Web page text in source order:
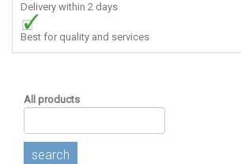
Delivery within 2 days
Best for quality and services
All products
search